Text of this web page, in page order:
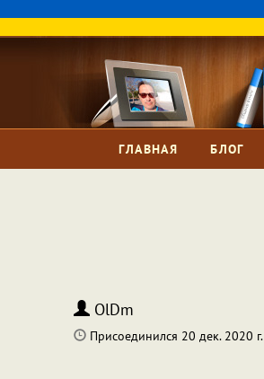
ГЛАВНАЯ БЛОГ
OlDm
Присоединился 20 дек. 2020 г.